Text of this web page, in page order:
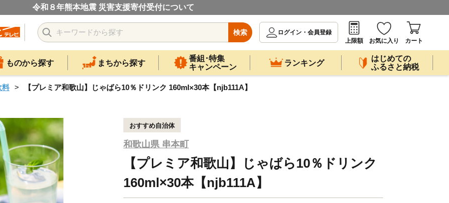
令和８年熊本地震 災害支援寄付受付について
検索
ログイン・会員登録
上限額
お気に入り カート
ものから探す まちから探す
番組･特集
キャンペーン
ランキング
はじめての
ふるさと納税
料 【プレミア和歌山】じゃばら10％ドリンク 160ml×30本【njb111A】
おすすめ自治体
和歌山県 串本町
【プレミア和歌山】じゃばら10％ドリンク
160ml×30本【njb111A】